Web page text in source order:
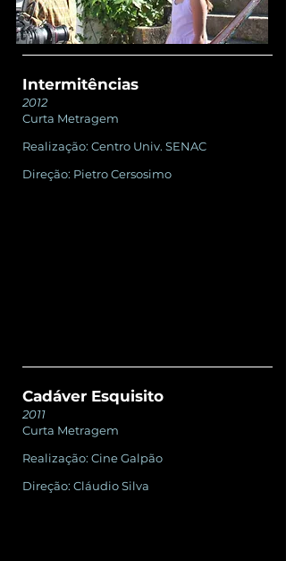
Intermitências
2012
Curta Metragem
Realização: Centro Univ. SENAC
Direção: Pietro Cersosimo
Cadáver Esquisito
2011
Curta Metragem
Realização: Cine Galpão
Direção: Cláudio Silva